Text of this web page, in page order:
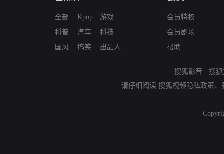
全部
科普
国风
Kpop
汽车
搞笑
游戏
科技
出品人
会员特权
会员剧场
帮助
搜狐影音 - 搜
请仔细阅读 搜狐视频隐私政策、